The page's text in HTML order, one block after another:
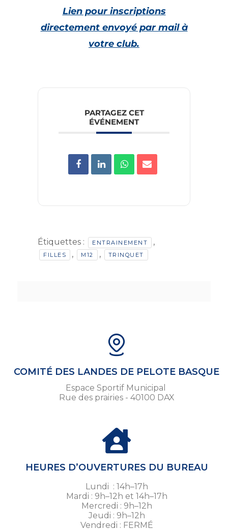
Lien pour inscriptions
directement envoyé par mail à
votre club.
PARTAGEZ CET
ÉVÉNEMENT
Étiquettes : ENTRAINEMENT ,
FILLES , M12 , TRINQUET
COMITÉ DES LANDES DE PELOTE BASQUE
Espace Sportif Municipal
Rue des prairies - 40100 DAX
HEURES D’OUVERTURES DU BUREAU
Lundi : 14h–17h
Mardi : 9h–12h et 14h–17h
Mercredi : 9h–12h
Jeudi : 9h–12h
Vendredi : FERMÉ